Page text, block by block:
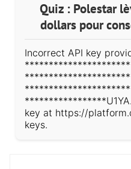
Quiz : Polestar
dollars pour
Incorrect API key
*****************U1YA.
key at https://
keys.